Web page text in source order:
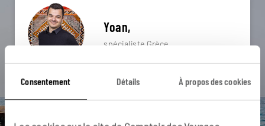
Consentement Détails À propos des cookies
Yoan,
spécialiste Grèce
Suivez vos envies et demandez conseils à nos
spécialistes